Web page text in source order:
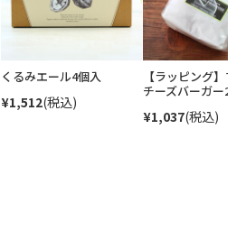
くるみエール4個入
¥1,512(税込)
【ラッピング】マ
チーズバーガー2
¥1,037(税込)